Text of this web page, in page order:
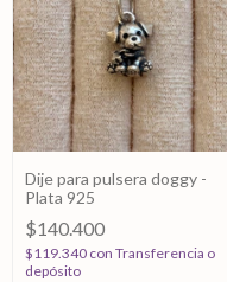
Dije para pulsera doggy -
Plata 925
$140.400
$119.340 con Transferencia o
depósito